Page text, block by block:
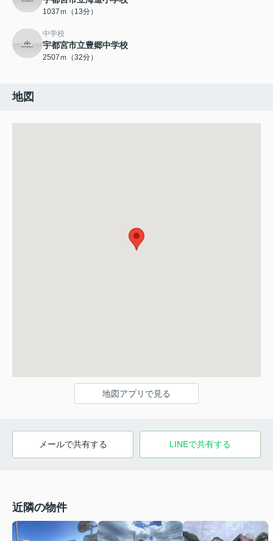
1037ｍ（13分）
中学校
宇都宮市立豊郷中学校
2507ｍ（32分）
地図
地図アプリで見る
メールで共有する LINEで共有する
近隣の物件